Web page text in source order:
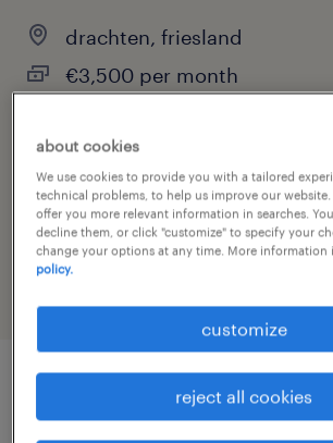
drachten, friesland
€3,500 per month
job category
engineering
job details
about cookies
We use cookies to provide you with a tailored
technical problems, to help us improve our website.
offer you more relevant information in searches.
decline them, or click "customize" to specify your
change your options at any time. More information
policy.
customize
reject all cookies